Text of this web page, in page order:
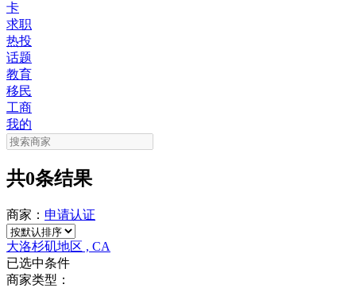
卡
求职
热投
话题
教育
移民
工商
我的
共0条结果
商家： 申请认证
大洛杉矶地区 , CA
已选中条件
商家类型：